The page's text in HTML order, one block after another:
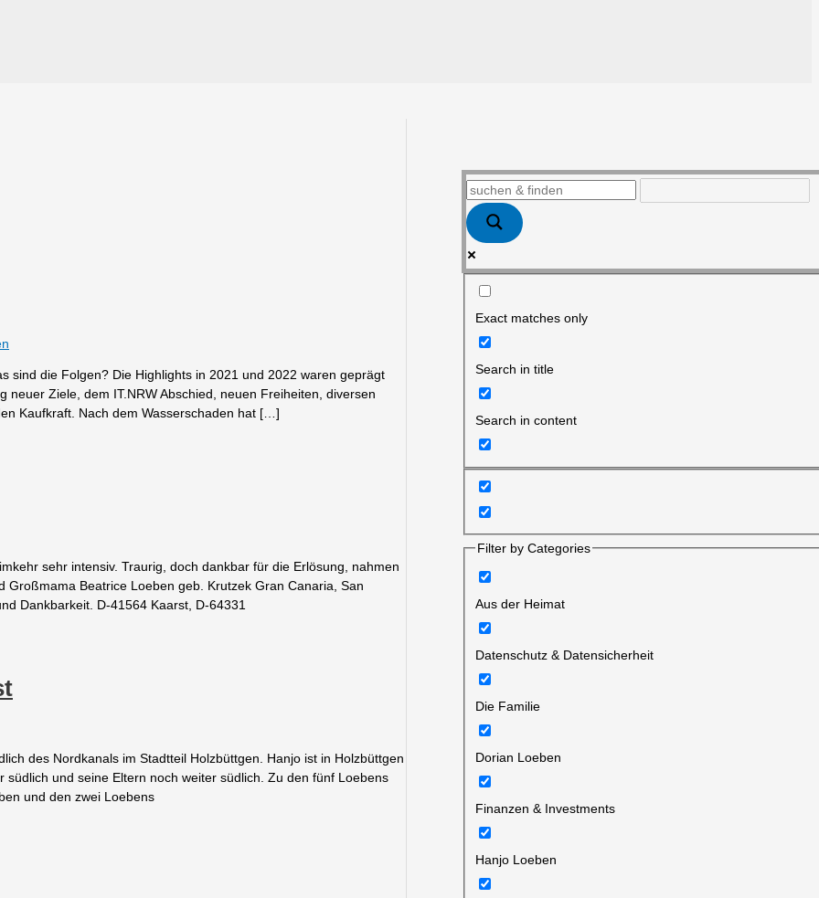
sind die Folgen? Die Highlights in 2021 und 2022 waren geprägt
Ziele, dem IT.NRW Abschied, neuen Freiheiten, diversen
Kaufkraft. Nach dem Wasserschaden hat […]
sehr intensiv. Traurig, doch dankbar für die Erlösung, nahmen
Beatrice Loeben geb. Krutzek Gran Canaria, San
Dankbarkeit. D-41564 Kaarst, D-64331
des Nordkanals im Stadtteil Holzbüttgen. Hanjo ist in Holzbüttgen
und seine Eltern noch weiter südlich. Zu den fünf Loebens
und den zwei Loebens
Exact matches only
Search in title
Search in content
Filter by Categories
Aus der Heimat
Datenschutz & Datensicherheit
Die Familie
Dorian Loeben
Finanzen & Investments
Hanjo Loeben